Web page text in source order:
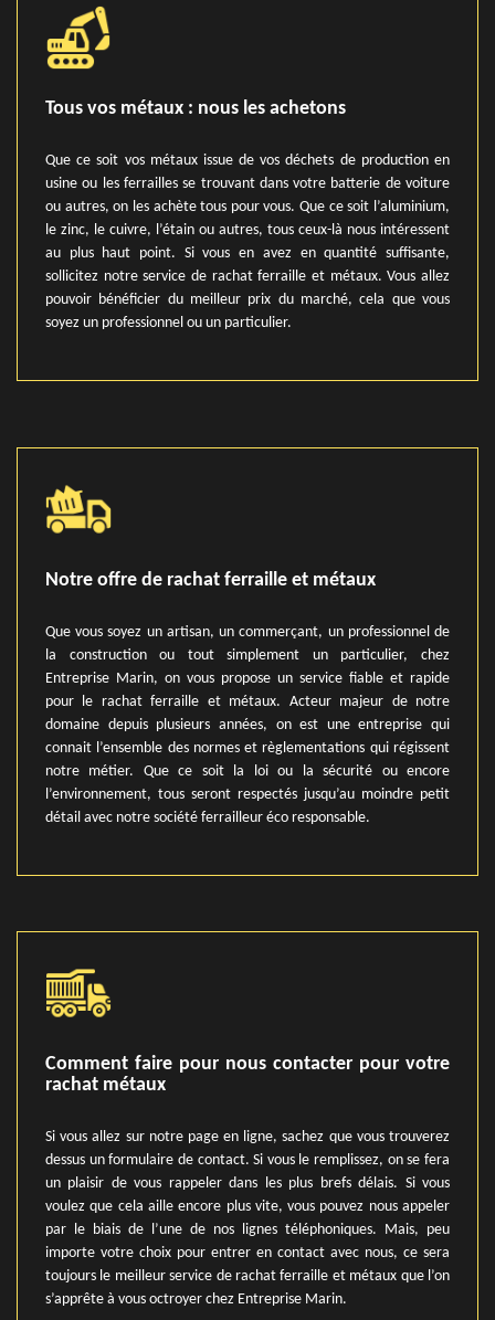
Tous vos métaux : nous les achetons
Que ce soit vos métaux issue de vos déchets de production en
usine ou les ferrailles se trouvant dans votre batterie de voiture
ou autres, on les achète tous pour vous. Que ce soit l’aluminium,
le zinc, le cuivre, l’étain ou autres, tous ceux-là nous intéressent
au plus haut point. Si vous en avez en quantité suffisante,
sollicitez notre service de rachat ferraille et métaux. Vous allez
pouvoir bénéficier du meilleur prix du marché, cela que vous
soyez un professionnel ou un particulier.
Notre offre de rachat ferraille et métaux
Que vous soyez un artisan, un commerçant, un professionnel de
la construction ou tout simplement un particulier, chez
Entreprise Marin, on vous propose un service fiable et rapide
pour le rachat ferraille et métaux. Acteur majeur de notre
domaine depuis plusieurs années, on est une entreprise qui
connait l’ensemble des normes et règlementations qui régissent
notre métier. Que ce soit la loi ou la sécurité ou encore
l’environnement, tous seront respectés jusqu’au moindre petit
détail avec notre société ferrailleur éco responsable.
Comment faire pour nous contacter pour votre
rachat métaux
Si vous allez sur notre page en ligne, sachez que vous trouverez
dessus un formulaire de contact. Si vous le remplissez, on se fera
un plaisir de vous rappeler dans les plus brefs délais. Si vous
voulez que cela aille encore plus vite, vous pouvez nous appeler
par le biais de l’une de nos lignes téléphoniques. Mais, peu
importe votre choix pour entrer en contact avec nous, ce sera
toujours le meilleur service de rachat ferraille et métaux que l’on
s’apprête à vous octroyer chez Entreprise Marin.